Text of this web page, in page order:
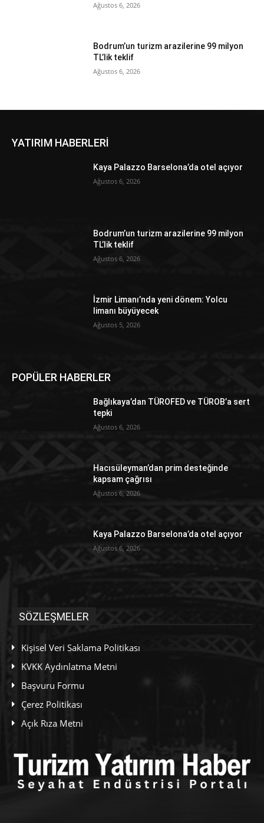
Ağustos 6, 2026
Bodrum’un turizm arazilerine 99 milyon
TL’lik teklif
Ağustos 6, 2026
YATIRIM HABERLERİ
Kaya Palazzo Barselona’da otel açıyor
Ağustos 6, 2026
Bodrum’un turizm arazilerine 99 milyon
TL’lik teklif
Ağustos 6, 2026
İzmir Limanı’nda yeni dönem: Yolcu
limanı büyüyecek
Ağustos 5, 2026
POPÜLER HABERLER
Bağlıkaya’dan TÜROFED ve TÜROB’a sert
tepki
Ağustos 6, 2026
Hacısüleyman’dan prim desteğinde
kapsam çağrısı
Ağustos 6, 2026
Kaya Palazzo Barselona’da otel açıyor
Ağustos 6, 2026
SÖZLEŞMELER
Kişisel Veri Saklama Politikası
KVKK Aydınlatma Metni
Başvuru Formu
Çerez Politikası
Açık Rıza Metni